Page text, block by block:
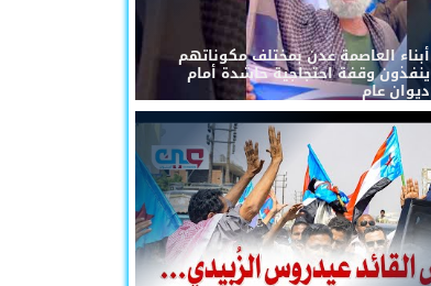
أبناء العاصمة عدن بمختلف مكوناتهم
ينفذون وقفة احتجاجية حاشدة أمام
ديوان عام